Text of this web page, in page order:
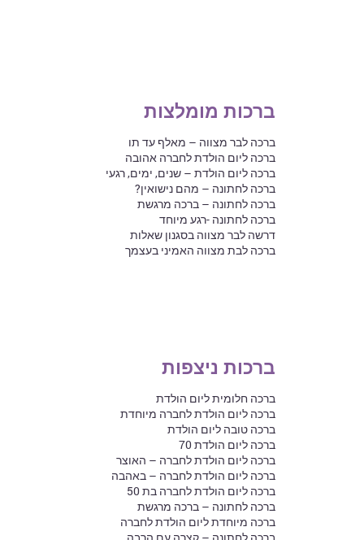
ברכות מומלצות
ברכה לבר מצווה – מאלף עד תו
ברכה ליום הולדת לחברה אהובה
ברכה ליום הולדת – שנים, ימים, רגעי
ברכה לחתונה – מהם נישואין?
ברכה לחתונה – ברכה מרגשת
ברכה לחתונה -רגע מיוחד
דרשה לבר מצווה בסגנון שאלות
ברכה לבת מצווה האמיני בעצמך
ברכות ניצפות
ברכה חלומית ליום הולדת
ברכה ליום הולדת לחברה מיוחדת
ברכה טובה ליום הולדת
ברכה ליום הולדת 70
ברכה ליום הולדת לחברה – האוצר
ברכה ליום הולדת לחברה – באהבה
ברכה ליום הולדת לחברה בת 50
ברכה לחתונה – ברכה מרגשת
ברכה מיוחדת ליום הולדת לחברה